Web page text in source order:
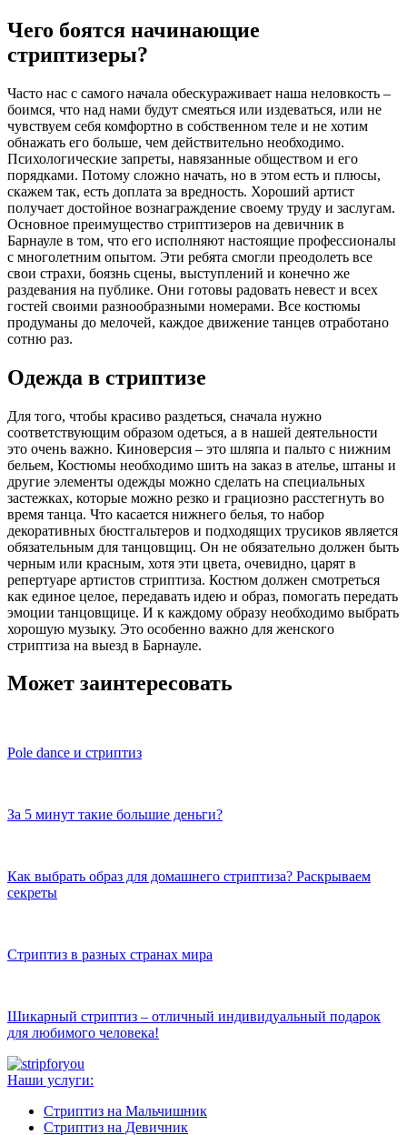
Чего боятся начинающие
стриптизеры?
Часто нас с самого начала обескураживает наша неловкость –
боимся, что над нами будут смеяться или издеваться, или не
чувствуем себя комфортно в собственном теле и не хотим
обнажать его больше, чем действительно необходимо.
Психологические запреты, навязанные обществом и его
порядками. Потому сложно начать, но в этом есть и плюсы,
скажем так, есть доплата за вредность. Хороший артист
получает достойное вознаграждение своему труду и заслугам.
Основное преимущество стриптизеров на девичник в
Барнауле в том, что его исполняют настоящие профессионалы
с многолетним опытом. Эти ребята смогли преодолеть все
свои страхи, боязнь сцены, выступлений и конечно же
раздевания на публике. Они готовы радовать невест и всех
гостей своими разнообразными номерами. Все костюмы
продуманы до мелочей, каждое движение танцев отработано
сотню раз.
Одежда в стриптизе
Для того, чтобы красиво раздеться, сначала нужно
соответствующим образом одеться, а в нашей деятельности
это очень важно. Киноверсия – это шляпа и пальто с нижним
бельем, Костюмы необходимо шить на заказ в ателье, штаны и
другие элементы одежды можно сделать на специальных
застежках, которые можно резко и грациозно расстегнуть во
время танца. Что касается нижнего белья, то набор
декоративных бюстгальтеров и подходящих трусиков является
обязательным для танцовщиц. Он не обязательно должен быть
черным или красным, хотя эти цвета, очевидно, царят в
репертуаре артистов стриптиза. Костюм должен смотреться
как единое целое, передавать идею и образ, помогать передать
эмоции танцовщице. И к каждому образу необходимо выбрать
хорошую музыку. Это особенно важно для женского
стриптиза на выезд в Барнауле.
Может заинтересовать
Pole dance и стриптиз
За 5 минут такие большие деньги?
Как выбрать образ для домашнего стриптиза? Раскрываем
секреты
Стриптиз в разных странах мира
Шикарный стриптиз – отличный индивидуальный подарок
для любимого человека!
Наши услуги:
Стриптиз на Мальчишник
Стриптиз на Девичник